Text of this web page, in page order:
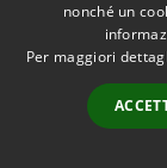
Accessibilità
nonché un
Per maggiori